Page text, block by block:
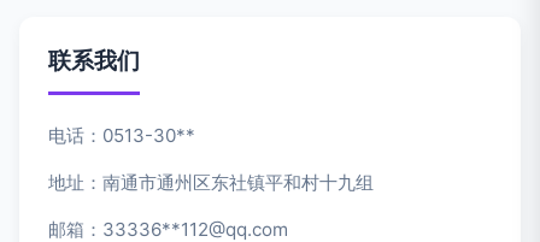
联系我们
电话：0513-30**
地址：南通市通州区东社镇平和村十九组
邮箱：33336**112@qq.com